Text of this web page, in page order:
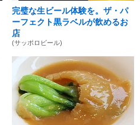
完璧な生ビール体験を。ザ・パ
ーフェクト黒ラベルが飲めるお
店
(サッポロビール)